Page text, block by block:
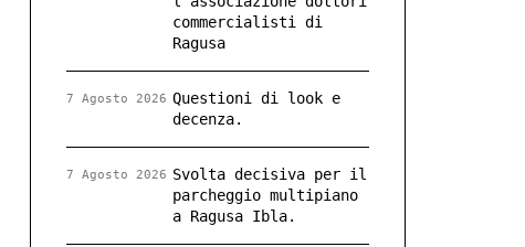
commercialisti di
Ragusa
Questioni di look e
decenza.
7 Agosto 2026
Svolta decisiva per il
parcheggio multipiano
a Ragusa Ibla.
7 Agosto 2026